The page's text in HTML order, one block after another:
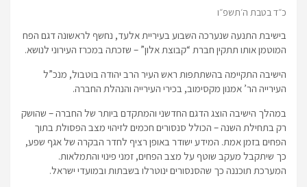
כ״ד בטבת ה׳תשפ״ו
בישיבת התנעה שנערכה השבוע בעיריית אלעד, נחשף לראשונה דגם הפח
המוטמן אותו תתקין חברת “קבוצת אלון” – שזכתה במכרז העירוני לנושא.
הישיבה התקיימה בהשתתפות ראש העיר הרב יהודה בוטבול, מנכ”ל
העירייה הר’ אמנון מקסימוב, בכירי העירייה והנהלת החברה.
במהלך הישיבה הוצג הדגם החדשני והמתקדם ביותר של החברה – שהושק
רק בתחילת השנה – הכולל סנסורים חכמים לזיהוי מצב הפסולת בתוך
הפחים בזמן אמת. המידע ישודר באופן רציף לחדר הבקרה של אגף שפע,
כך שיתקבל מעקב שוטף על מצב הפחים, זמני פינוי והתמלאות.
המערכת תוכננה כך שהסנסורים ינוטרלו בשבתות ובמועדי ישראל.